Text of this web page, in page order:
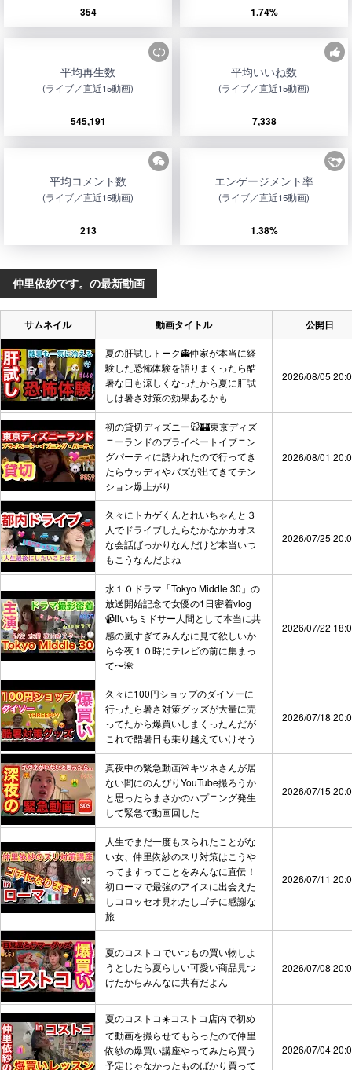
354 1.74%
平均再生数
(ライブ／直近15動画)
545,191
平均いいね数
(ライブ／直近15動画)
7,338
平均コメント数
(ライブ／直近15動画)
213
エンゲージメント率
(ライブ／直近15動画)
1.38%
仲里依紗です。の最新動画
サムネイル 動画タイトル 公開日
夏の肝試しトーク👻仲家が本当に経
験した恐怖体験を語りまくったら酷
暑な日も涼しくなったから夏に肝試
しは暑さ対策の効果あるかも
2026/08/05
初の貸切ディズニー🐭🏰東京ディズ
ニーランドのプライベートイブニン
グパーティに誘われたので行ってき
たらウッディやバズが出てきてテン
ション爆上がり
2026/08/01
久々にトカゲくんとれいちゃんと３
人でドライブしたらなかなかカオス
な会話ばっかりなんだけど本当いつ
もこうなんだよね
2026/07/25
水１０ドラマ「Tokyo Middle 30」の
放送開始記念で女優の1日密着vlog
📹‼️いちミドサー人間として本当に共
感の嵐すぎてみんなに見て欲しいか
ら今夜１０時にテレビの前に集まっ
て〜🌺
2026/07/22
久々に100円ショップのダイソーに
行ったら暑さ対策グッズが大量に売
ってたから爆買いしまくったんだが
これで酷暑日も乗り越えていけそう
2026/07/18
真夜中の緊急動画🚨キツネさんが居
ない間にのんびりYouTube撮ろうか
と思ったらまさかのハプニング発生
して緊急で動画回した
2026/07/15
人生でまだ一度もスられたことがな
い女、仲里依紗のスリ対策はこうや
ってますってことをみんなに直伝！
初ローマで最強のアイスに出会えた
しコロッセオ見れたしゴチに感謝な
旅
2026/07/11
夏のコストコでいつもの買い物しよ
うとしたら夏らしい可愛い商品見つ
けたからみんなに共有だよん
2026/07/08
夏のコストコ☀️コストコ店内で初め
て動画を撮らせてもらったので仲里
依紗の爆買い講座やってみたら買う
予定じゃなかったものばかり買って
2026/07/04